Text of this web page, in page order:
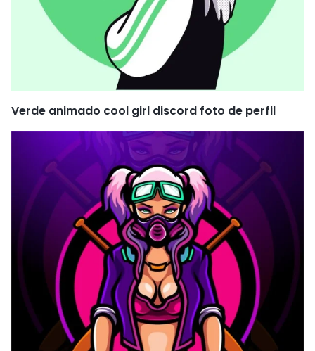
Verde animado cool girl discord foto de perfil